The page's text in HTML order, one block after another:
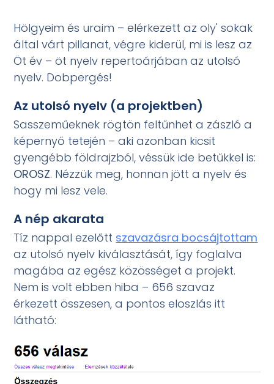
Hölgyeim és uraim – elérkezett az oly' sokak
által várt pillanat, végre kiderül, mi is lesz az
Öt év – öt nyelv repertoárjában az utolsó
nyelv. Dobpergés!
Az utolsó nyelv (a projektben)
Sasszeműeknek rögtön feltűnhet a zászló a
képernyő tetején – aki azonban kicsit
gyengébb földrajzból, véssük ide betűkkel is:
OROSZ. Nézzük meg, honnan jött a nyelv és
hogy mi lesz vele.
A nép akarata
Tíz nappal ezelőtt szavazásra bocsájtottam
az utolsó nyelv kiválasztását, így foglalva
magába az egész közösséget a projekt.
Nem is volt ebben hiba – 656 szavaz
érkezett összesen, a pontos eloszlás itt
látható: